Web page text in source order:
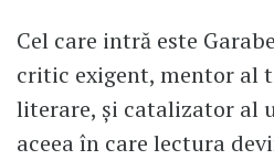
Cel care intră este
critic exigent, mentor al
literare, și catalizator al
aceea în care lectura